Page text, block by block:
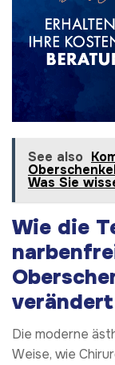
See also
Was Sie
Wie die
Die moderne
Weise, wie